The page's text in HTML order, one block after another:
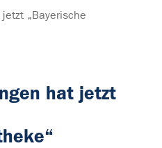
„Bayerische
hat jetzt